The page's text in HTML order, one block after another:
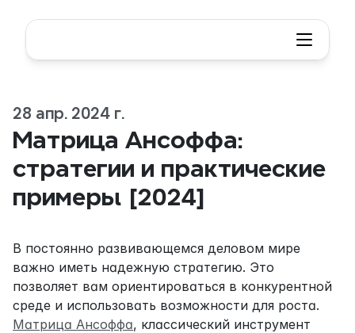
28 апр. 2024 г.
Матрица Ансоффа:
стратегии и практические
примеры [2024]
В постоянно развивающемся деловом мире
важно иметь надежную стратегию. Это
позволяет вам ориентироваться в конкурентной
Матрица Ансоффа, классический инструмент